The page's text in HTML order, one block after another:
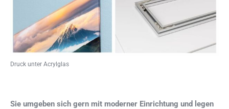
Druck unter Acrylglas
Sie umgeben sich gern mit moderner Einrichtung und legen